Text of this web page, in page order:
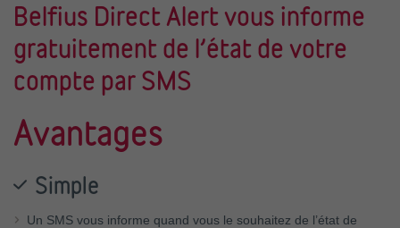
Belfius Direct Alert vous informe
gratuitement de l’état de votre
compte par SMS
Avantages
Simple
Un SMS vous informe quand vous le souhaitez de l’état de